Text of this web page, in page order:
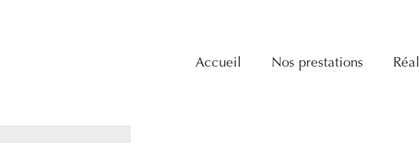
Accueil Nos prestations